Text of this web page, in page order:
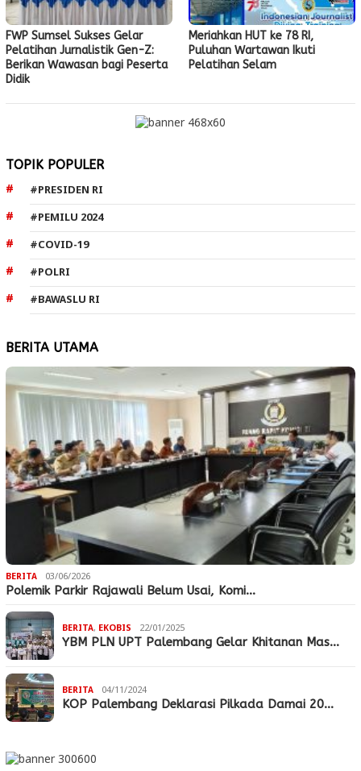
FWP Sumsel Sukses Gelar
Pelatihan Jurnalistik Gen-Z:
Berikan Wawasan bagi Peserta
Didik
Meriahkan HUT ke 78 RI,
Puluhan Wartawan Ikuti
Pelatihan Selam
TOPIK POPULER
#PRESIDEN RI
#PEMILU 2024
#COVID-19
#POLRI
#BAWASLU RI
BERITA UTAMA
BERITA 03/06/2026
Polemik Parkir Rajawali Belum Usai, Komi…
BERITA, EKOBIS 22/01/2025
YBM PLN UPT Palembang Gelar Khitanan Mas…
BERITA 04/11/2024
KOP Palembang Deklarasi Pilkada Damai 20…